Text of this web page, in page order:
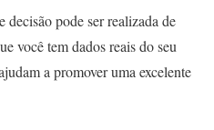
pode ser realizada de
você tem dados reais do seu
a promover uma excelente